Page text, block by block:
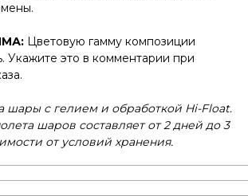
Цветовую гамму композиции
Укажите это в комментарии при
шары с гелием и обработкой Hi-Float.
шаров составляет от 2 дней до 3
от условий хранения.